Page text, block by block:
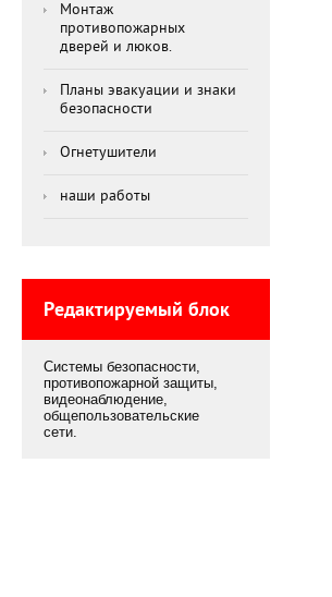
Монтаж
противопожарных
дверей и люков.
Планы эвакуации и знаки
безопасности
Огнетушители
наши работы
Редактируемый блок
Системы безопасности,
противопожарной защиты,
видеонаблюдение,
общепользовательские
сети.